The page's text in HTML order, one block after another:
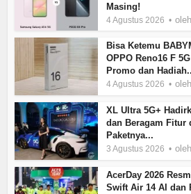
Masing!
4 Agustus 2026 oleh
Bisa Ketemu
OPPO Reno16 F
Promo dan
4 Agustus 2026 oleh
XL Ultra 5G+
dan Beragam Fitur
Paketnya...
3 Agustus 2026
AcerDay 2026
Swift Air 14 AI dan